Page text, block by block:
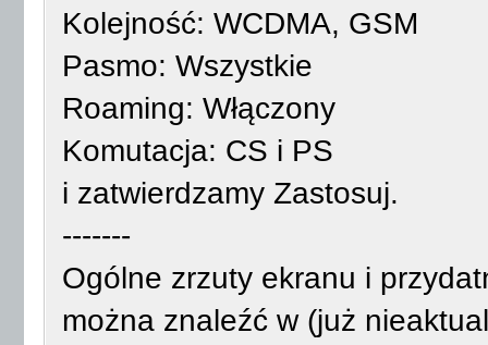
Kolejność: WCDMA, GSM
Pasmo: Wszystkie
Roaming: Włączony
Komutacja: CS i PS
i zatwierdzamy Zastosuj.
-------
Ogólne zrzuty ekranu i
można znaleźć w (już